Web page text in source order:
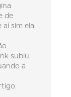
de
aí sim ela
subiu,
a